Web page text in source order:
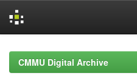
navigationCMMU Digital Archive